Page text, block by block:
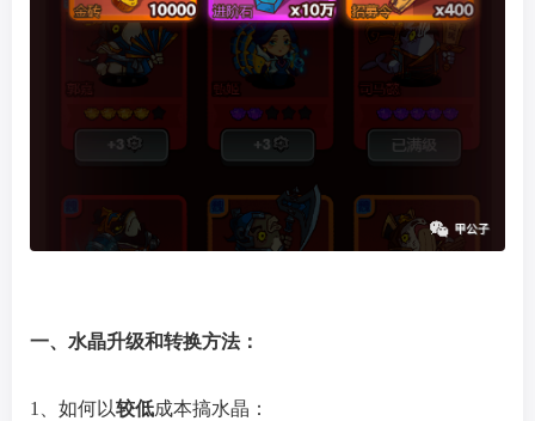
一、水晶升级和转换方法：
1、如何以较低成本搞水晶：